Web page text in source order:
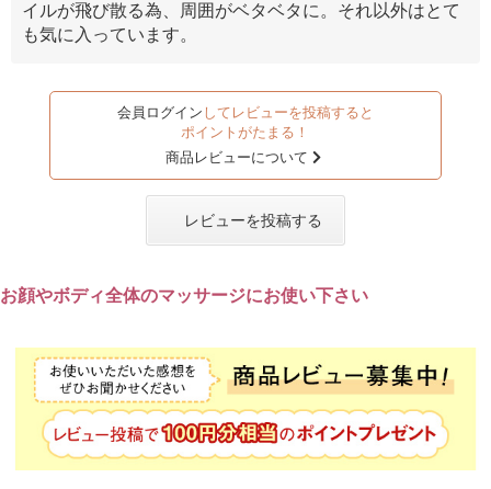
イルが飛び散る為、周囲がベタベタに。それ以外はとて
も気に入っています。
会員ログイン してレビューを投稿すると
ポイントがたまる！
商品レビューについて
レビューを投稿する
お顔やボディ全体のマッサージにお使い下さい